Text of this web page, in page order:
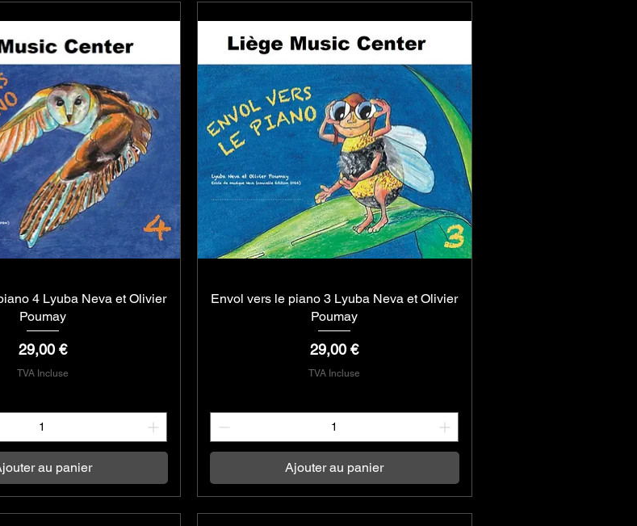
Aperçu rapide
4 Lyuba Neva et Olivier
Poumay
Prix
29,00 €
TVA Incluse
au panier
Aperçu rapide
Envol vers le piano 3 Lyuba Neva et Olivier
Poumay
Prix
29,00 €
TVA Incluse
Ajouter au panier